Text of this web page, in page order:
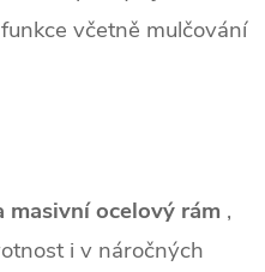
včetně mulčování
masivní ocelový rám ,
i v náročných